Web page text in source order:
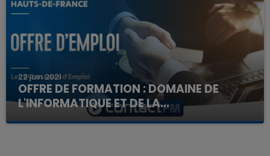
22 juin 2021
OFFRE DE FORMATION : DOMAINE DE
L'INFORMATIQUE ET DE LA...